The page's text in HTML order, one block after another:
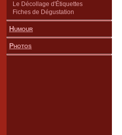
Le Décollage d'Étiquettes
Fiches de Dégustation
Humour
Photos